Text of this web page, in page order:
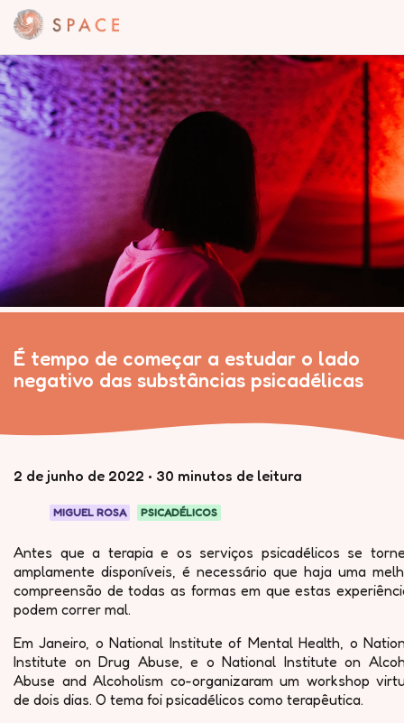
É tempo de começar a estudar o lado
negativo das substâncias psicadélicas
2 de junho de 2022 • 30 minutos de leitura
MIGUEL ROSA PSICADÉLICOS
Antes que a terapia e os serviços psicadélicos se
amplamente disponíveis, é necessário que haja uma
compreensão de todas as formas em que estas
podem correr mal.
Em Janeiro, o National Institute of Mental Health, o
Institute on Drug Abuse, e o National Institute on
Abuse and Alcoholism co-organizaram um workshop
de dois dias. O tema foi psicadélicos como terapêutica.